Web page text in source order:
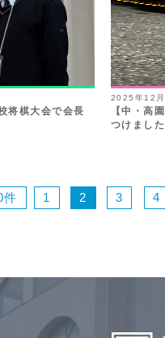
将棋大会で会長
2025年12
【中・高
つけました
1 2 3 4